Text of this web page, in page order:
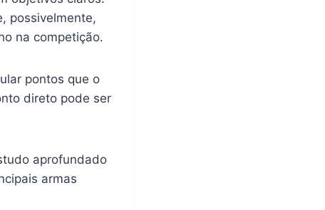
possivelmente,
na competição.
pontos que o
direto pode ser
aprofundado
armas